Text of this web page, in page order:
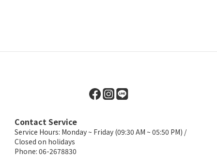
Contact Service
Service Hours: Monday ~ Friday (09:30 AM ~ 05:50 PM) /
Closed on holidays
Phone: 06-2678830